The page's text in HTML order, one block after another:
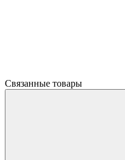
Связанные товары